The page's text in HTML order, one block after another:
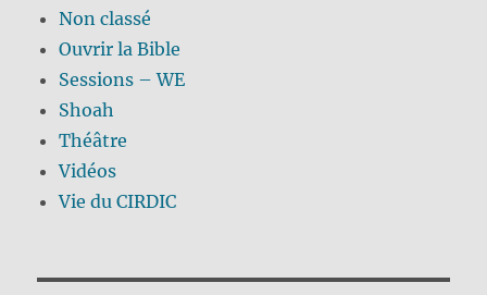
Non classé
Ouvrir la Bible
Sessions – WE
Shoah
Théâtre
Vidéos
Vie du CIRDIC